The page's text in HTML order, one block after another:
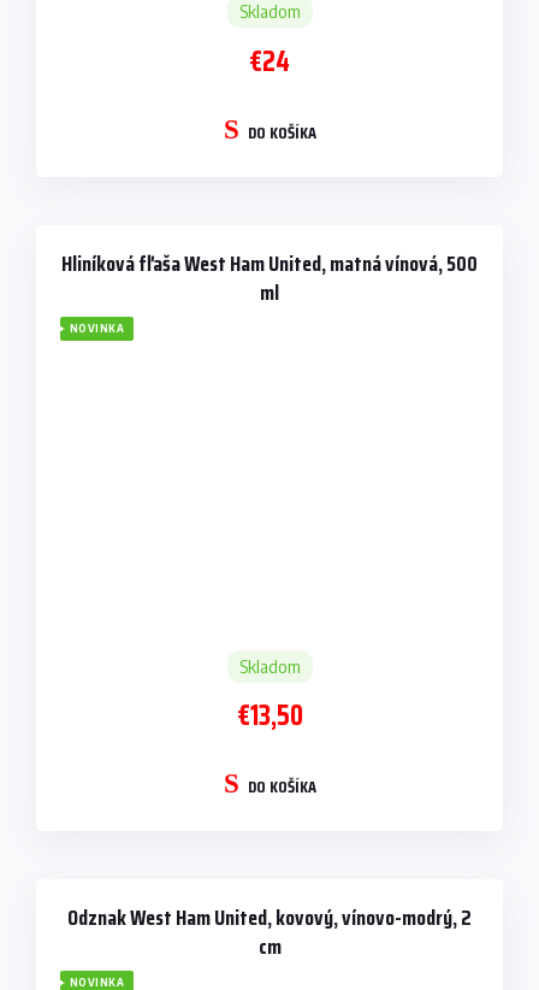
Skladom
€24
DO KOŠÍKA
Hliníková fľaša West Ham United, matná vínová, 500
ml
NOVINKA
Skladom
€13,50
DO KOŠÍKA
Odznak West Ham United, kovový, vínovo-modrý, 2
cm
NOVINKA